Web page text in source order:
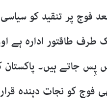
پر تنقید کو سیاسی
طاقتور ادارہ ہے
جاتے ہیں۔ پاکستان
کو نجات دہندہ قرار